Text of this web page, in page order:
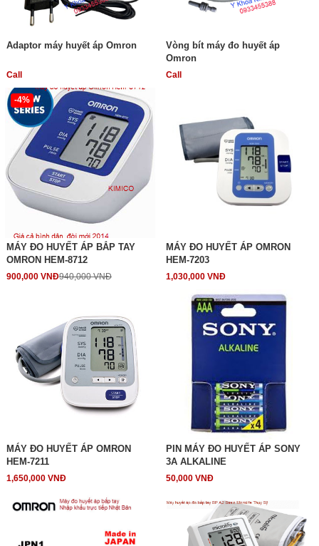
Adaptor máy huyết áp Omron
Call
Vòng bít máy đo huyết áp
Omron
Call
-4%
MÁY ĐO HUYẾT ÁP BẮP TAY
OMRON HEM-8712
900,000 VNĐ940,000 VNĐ
MÁY ĐO HUYẾT ÁP OMRON
HEM-7203
1,030,000 VNĐ
MÁY ĐO HUYẾT ÁP OMRON
HEM-7211
1,650,000 VNĐ
PIN MÁY ĐO HUYẾT ÁP SONY
3A ALKALINE
50,000 VNĐ